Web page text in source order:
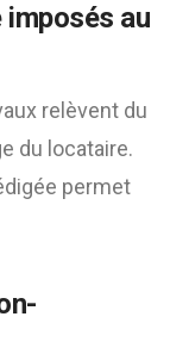
au
relèvent du
du locataire.
permet